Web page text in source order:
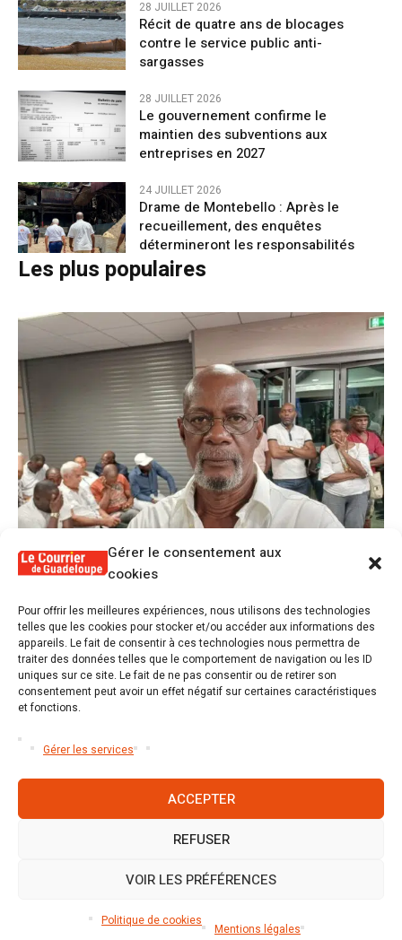
Gérer le consentement aux
cookies
Pour offrir les meilleures expériences, nous utilisons des technologies
telles que les cookies pour stocker et/ou accéder aux informations des
appareils. Le fait de consentir à ces technologies nous permettra de
traiter des données telles que le comportement de navigation ou les ID
uniques sur ce site. Le fait de ne pas consentir ou de retirer son
consentement peut avoir un effet négatif sur certaines caractéristiques
et fonctions.
Gérer les services
ACCEPTER
REFUSER
VOIR LES PRÉFÉRENCES
Politique de cookies
Mentions légales
28 JUILLET 2026
Récit de quatre ans de blocages
contre le service public anti-
sargasses
28 JUILLET 2026
Le gouvernement confirme le
maintien des subventions aux
entreprises en 2027
24 JUILLET 2026
Drame de Montebello : Après le
recueillement, des enquêtes
détermineront les responsabilités
Les plus populaires
1 Alex Lollia : « Cédric Cornet développait
une forme de populisme qui aurait pu se
transformer en macoutisme »
2
Nous contacter
Politique de cookies (UE)
droits réservés